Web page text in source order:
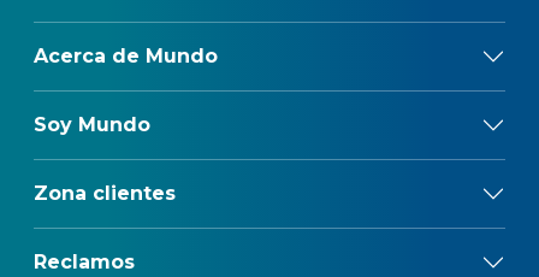
Acerca de Mundo
Soy Mundo
Zona clientes
Reclamos